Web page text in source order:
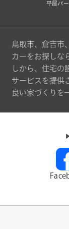
平屋パ
鳥取市、倉吉市
カーをお探しな
しから、住宅の
サービスを提供
良い家づくりを